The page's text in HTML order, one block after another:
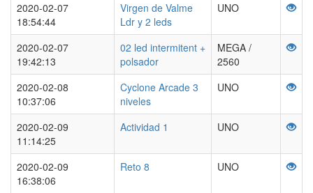
2020-02-07
18:54:44
Virgen de Valme
Ldr y 2 leds
UNO
2020-02-07
19:42:13
02 led intermitent +
polsador
MEGA /
2560
2020-02-08
10:37:06
Cyclone Arcade 3
niveles
UNO
2020-02-09
11:14:25
Actividad 1 UNO
2020-02-09
16:38:06
Reto 8 UNO